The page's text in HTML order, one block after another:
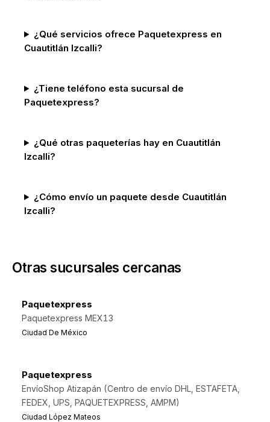
¿Qué servicios ofrece Paquetexpress en
Cuautitlán Izcalli?
¿Tiene teléfono esta sucursal de
Paquetexpress?
¿Qué otras paqueterías hay en Cuautitlán
Izcalli?
¿Cómo envío un paquete desde Cuautitlán
Izcalli?
Otras sucursales cercanas
Paquetexpress
Paquetexpress MEX13
Ciudad De México
Paquetexpress
EnvíoShop Atizapán (Centro de envío DHL, ESTAFETA,
FEDEX, UPS, PAQUETEXPRESS, AMPM)
Ciudad López Mateos